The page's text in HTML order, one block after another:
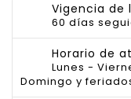
Vigencia de
60 días
Horario de
Lunes -
Domingo y